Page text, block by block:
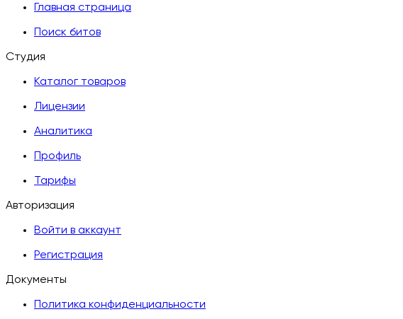
Главная страница
Поиск битов
Студия
Каталог товаров
Лицензии
Аналитика
Профиль
Тарифы
Авторизация
Войти в аккаунт
Регистрация
Документы
Политика конфиденциальности